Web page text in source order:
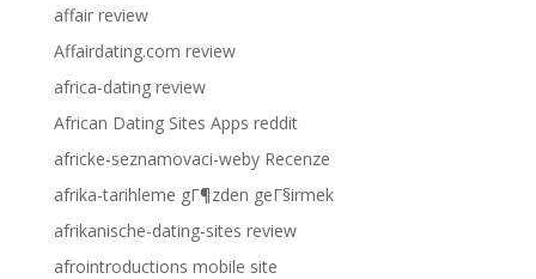
affair review
Affairdating.com review
africa-dating review
African Dating Sites Apps reddit
africke-seznamovaci-weby Recenze
afrika-tarihleme gГ¶zden geГ§irmek
afrikanische-dating-sites review
afrointroductions mobile site